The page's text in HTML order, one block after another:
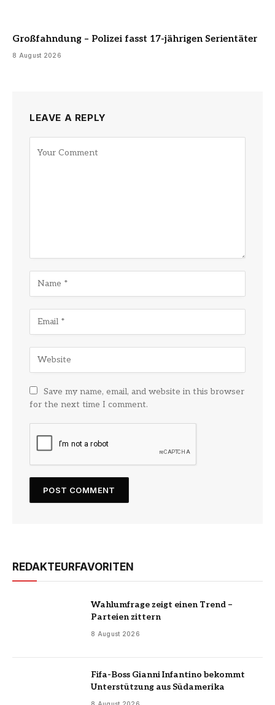
Großfahndung – Polizei fasst 17-jährigen Serientäter
8 August 2026
LEAVE A REPLY
Save my name, email, and website in this browser
for the next time I comment.
REDAKTEURFAVORITEN
Wahlumfrage zeigt einen Trend –
Parteien zittern
8 August 2026
Fifa-Boss Gianni Infantino bekommt
Unterstützung aus Südamerika